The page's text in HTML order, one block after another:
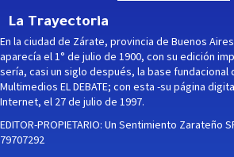
La Trayectoria
En la ciudad de Zárate, provincia de Buenos
aparecía el 1° de julio de 1900, con su edición
sería, casi un siglo después, la base fundacional
Multimedios EL DEBATE; con esta -su página
Internet, el 27 de julio de 1997.
EDITOR-PROPIETARIO: Un Sentimiento Zarateño
79707292